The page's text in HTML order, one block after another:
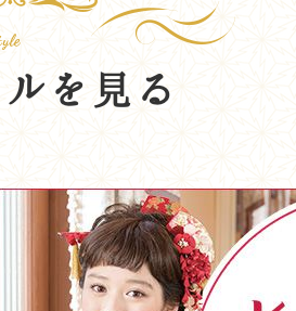
を見る